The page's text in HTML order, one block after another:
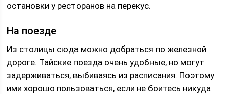
остановки у ресторанов на перекус.
На поезде
Из столицы сюда можно добраться по железной
дороге. Тайские поезда очень удобные, но могут
задерживаться, выбиваясь из расписания. Поэтому
ими хорошо пользоваться, если не боитесь никуда